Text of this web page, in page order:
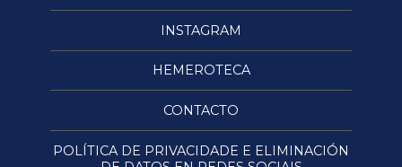
INSTAGRAM
HEMEROTECA
CONTACTO
POLÍTICA DE PRIVACIDADE E ELIMINACIÓN